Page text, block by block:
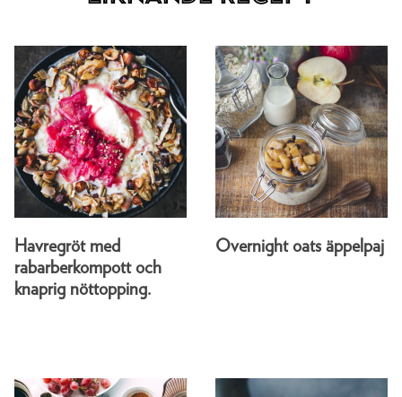
Havregröt med
rabarberkompott och
knaprig nöttopping.
Overnight oats äppelpaj